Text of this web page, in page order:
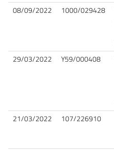
08/09/2022 1000/029428
29/03/2022 Y59/000408
21/03/2022 107/226910